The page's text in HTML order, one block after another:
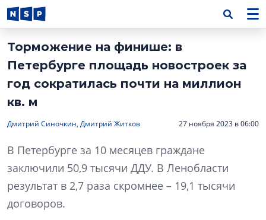
Торможение на финише: в
Петербурге площадь новостроек за
год сократилась почти на миллион
кв. м
Дмитрий Синочкин, Дмитрий Житков 27 ноября 2023 в 06:00
В Петербурге за 10 месяцев граждане
заключили 50,9 тысячи ДДУ. В Ленобласти
результат в 2,7 раза скромнее – 19,1 тысячи
договоров.